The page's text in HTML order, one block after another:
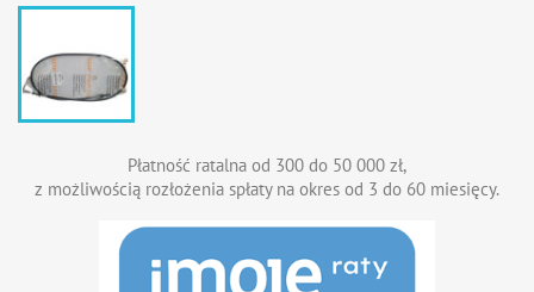
Płatność ratalna od 300 do 50 000 zł,
z możliwością rozłożenia spłaty na okres od 3 do 60 miesięcy.